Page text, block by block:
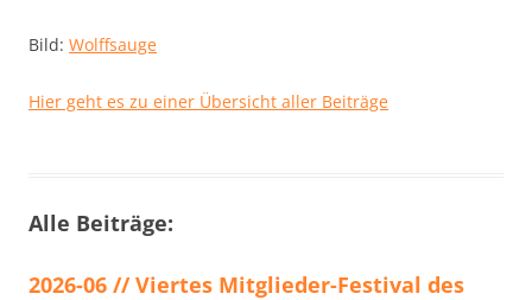
Bild: Wolffsauge
Hier geht es zu einer Übersicht aller Beiträge
Alle Beiträge:
2026-06 // Viertes Mitglieder-Festival des